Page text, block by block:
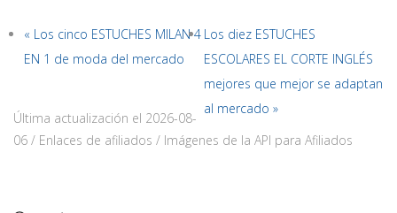
« Los cinco ESTUCHES MILAN 4
EN 1 de moda del mercado
Los diez ESTUCHES
ESCOLARES EL CORTE INGLÉS
mejores que mejor se adaptan
al mercado »
Última actualización el 2026-08-
06 / Enlaces de afiliados / Imágenes de la API para Afiliados